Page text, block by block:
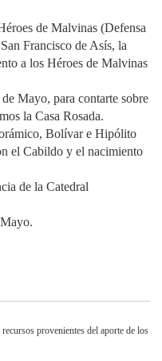
de Malvinas (Defensa
Francisco de Asís, la
a los Héroes de Malvinas
Mayo, para contarte sobre
la Casa Rosada.
Bolívar e Hipólito
el Cabildo y el nacimiento
de la Catedral
provenientes del aporte de los